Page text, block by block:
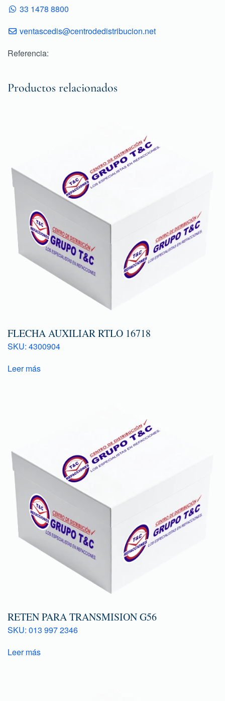
33 1478 8800
ventascedis@centrodedistribucion.net
Referencia:
Productos relacionados
FLECHA AUXILIAR RTLO 16718
SKU: 4300904
Leer más
RETEN PARA TRANSMISION G56
SKU: 013 997 2346
Leer más